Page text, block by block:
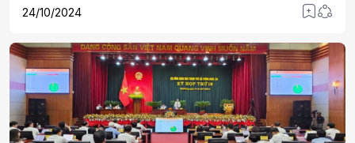
công Hoa Vải tái chế & Khâu Chần Bông cho người khuyết
24/10/2024